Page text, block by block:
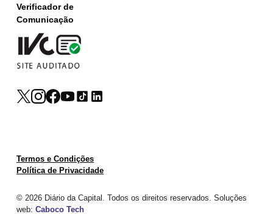
Verificador de
Comunicação
© 2026 Diário da Capital. Todos os direitos reservados. Soluções
web: Caboco Tech
Termos e Condições
Política de Privacidade